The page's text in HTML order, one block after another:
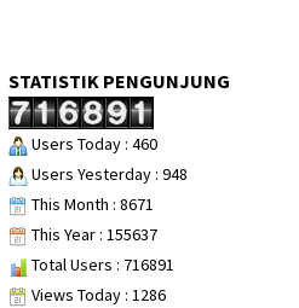
STATISTIK PENGUNJUNG
Users Today : 460
Users Yesterday : 948
This Month : 8671
This Year : 155637
Total Users : 716891
Views Today : 1286